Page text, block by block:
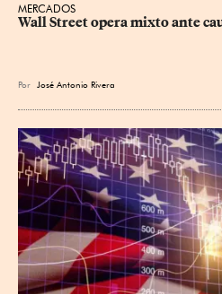
MERCADOS
Wall Street opera mixto ante
Por José Antonio Rivera